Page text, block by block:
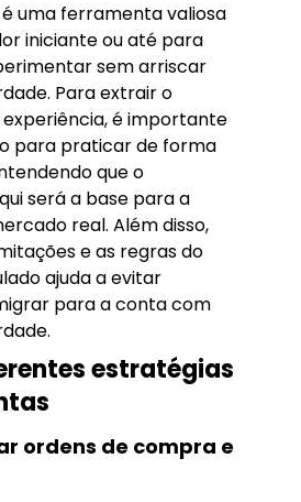
uma ferramenta valiosa
iniciante ou até para
sem arriscar
Para extrair o
experiência, é importante
para praticar de forma
que o
será a base para a
real. Além disso,
e as regras do
ajuda a evitar
para a conta com
estratégias
ordens de compra e